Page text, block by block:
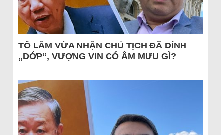
TÔ LÂM VỪA NHẬN CHỦ TỊCH ĐÃ DÍNH
„DỚP“, VƯỢNG VIN CÓ ÂM MƯU GÌ?